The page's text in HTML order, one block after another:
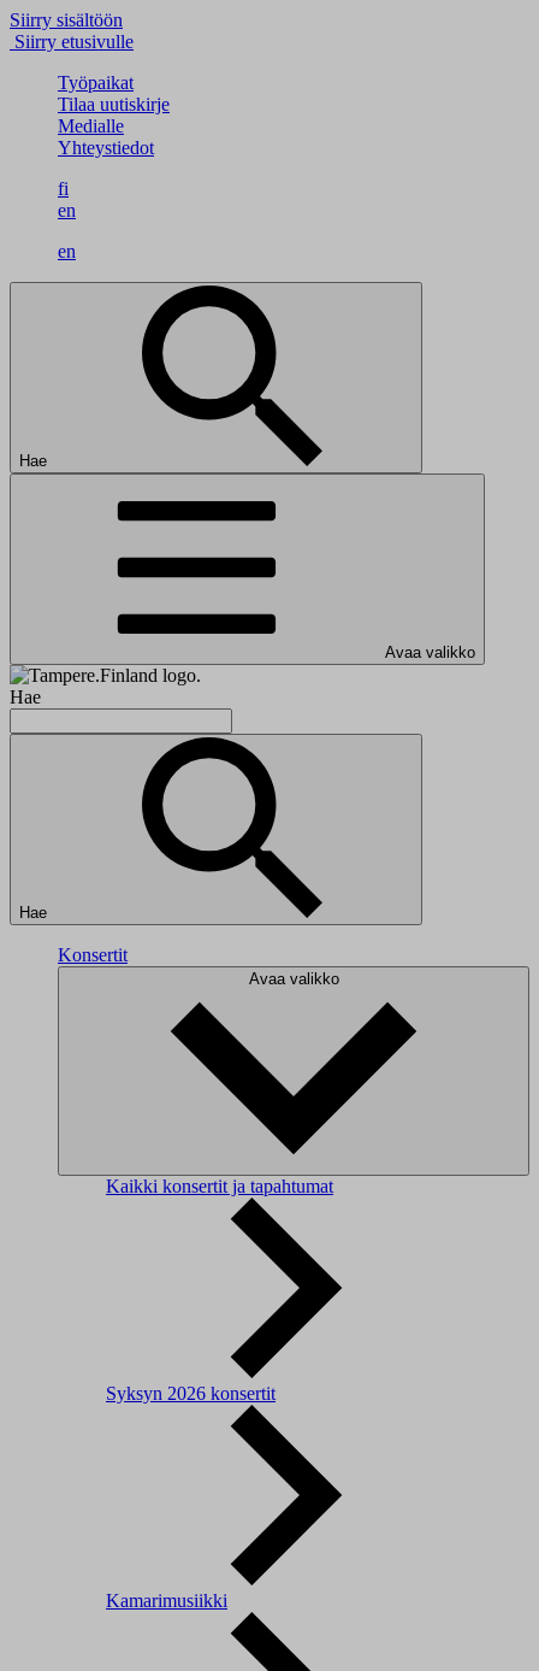
Siirry sisältöön
Siirry etusivulle
Työpaikat
Tilaa uutiskirje
Medialle
Yhteystiedot
fi
en
en
Hae
Avaa valikko
Hae
Hae
Konsertit
Avaa valikko
Kaikki konsertit ja tapahtumat
Syksyn 2026 konsertit
Kamarimusiikki